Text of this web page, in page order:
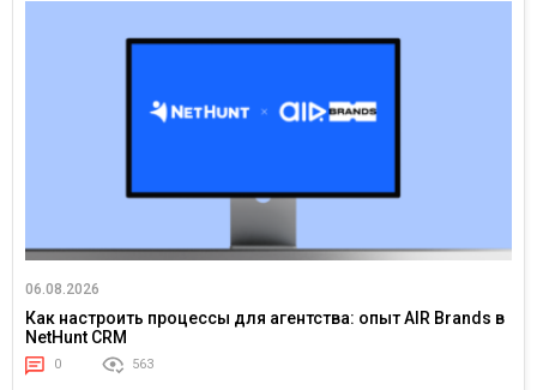
06.08.2026
Как настроить процессы для агентства: опыт AIR Brands в
NetHunt CRM
0 563